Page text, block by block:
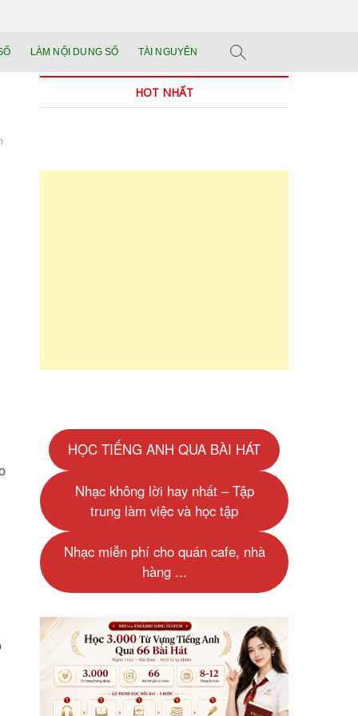
trong thời đại AI
LÀM NỘI DUNG SỐ TÀI NGUYÊN
HOT NHẤT
HỌC TIẾNG ANH QUA BÀI HÁT
Nhạc không lời hay nhất – Tập
trung làm việc và học tập
Nhạc miễn phí cho quán cafe, nhà
hàng ...